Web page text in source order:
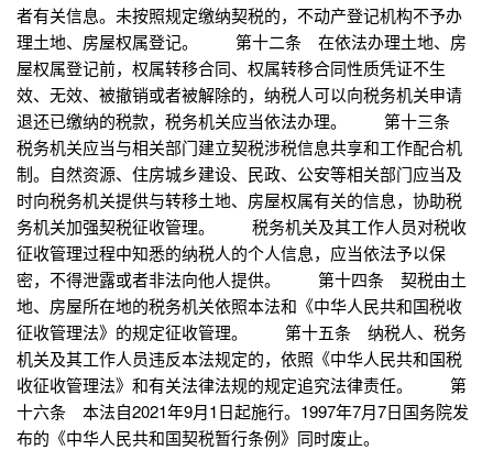
者有关信息。未按照规定缴纳契税的，不动产登记机构不予办
理土地、房屋权属登记。 第十二条 在依法办理土地、房
屋权属登记前，权属转移合同、权属转移合同性质凭证不生
效、无效、被撤销或者被解除的，纳税人可以向税务机关申请
退还已缴纳的税款，税务机关应当依法办理。 第十三条
税务机关应当与相关部门建立契税涉税信息共享和工作配合机
制。自然资源、住房城乡建设、民政、公安等相关部门应当及
时向税务机关提供与转移土地、房屋权属有关的信息，协助税
务机关加强契税征收管理。 税务机关及其工作人员对税收
征收管理过程中知悉的纳税人的个人信息，应当依法予以保
密，不得泄露或者非法向他人提供。 第十四条 契税由土
地、房屋所在地的税务机关依照本法和《中华人民共和国税收
征收管理法》的规定征收管理。 第十五条 纳税人、税务
机关及其工作人员违反本法规定的，依照《中华人民共和国税
收征收管理法》和有关法律法规的规定追究法律责任。 第
十六条 本法自2021年9月1日起施行。1997年7月7日国务院发
布的《中华人民共和国契税暂行条例》同时废止。